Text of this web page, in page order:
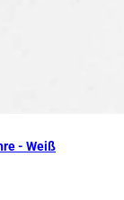
- Weiß